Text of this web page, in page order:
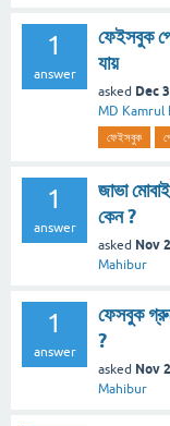
1
answer
ফেইসবুক
যায়
asked Dec
MD Kamrul
ফেইসবুক
1
answer
জাভা
কেন ?
asked Nov
Mahibur
1
answer
ফেসবুক
?
asked Nov
Mahibur